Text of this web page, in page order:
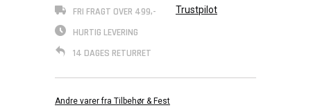
FRI FRAGT OVER 499,-
HURTIG LEVERING
14 DAGES RETURRET
Trustpilot
Andre varer fra Tilbehør & Fest